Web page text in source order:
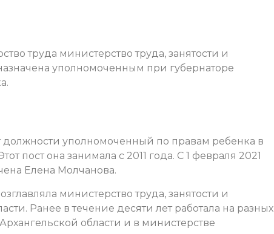
труда министерство труда, занятости и
уполномоченным при губернаторе
должности уполномоченный по правам ребенка в
пост она занимала с 2011 года. С 1 февраля 2021
Елена Молчанова.
министерство труда, занятости и
Ранее в течение десяти лет работала на разных
области и в министерстве